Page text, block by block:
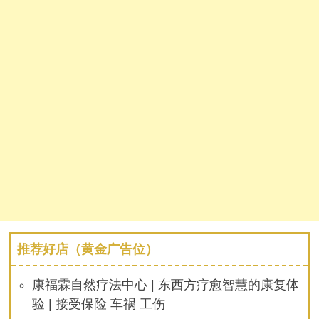
推荐好店（黄金广告位）
康福霖自然疗法中心 | 东西方疗愈智慧的康复体
验 | 接受保险 车祸 工伤